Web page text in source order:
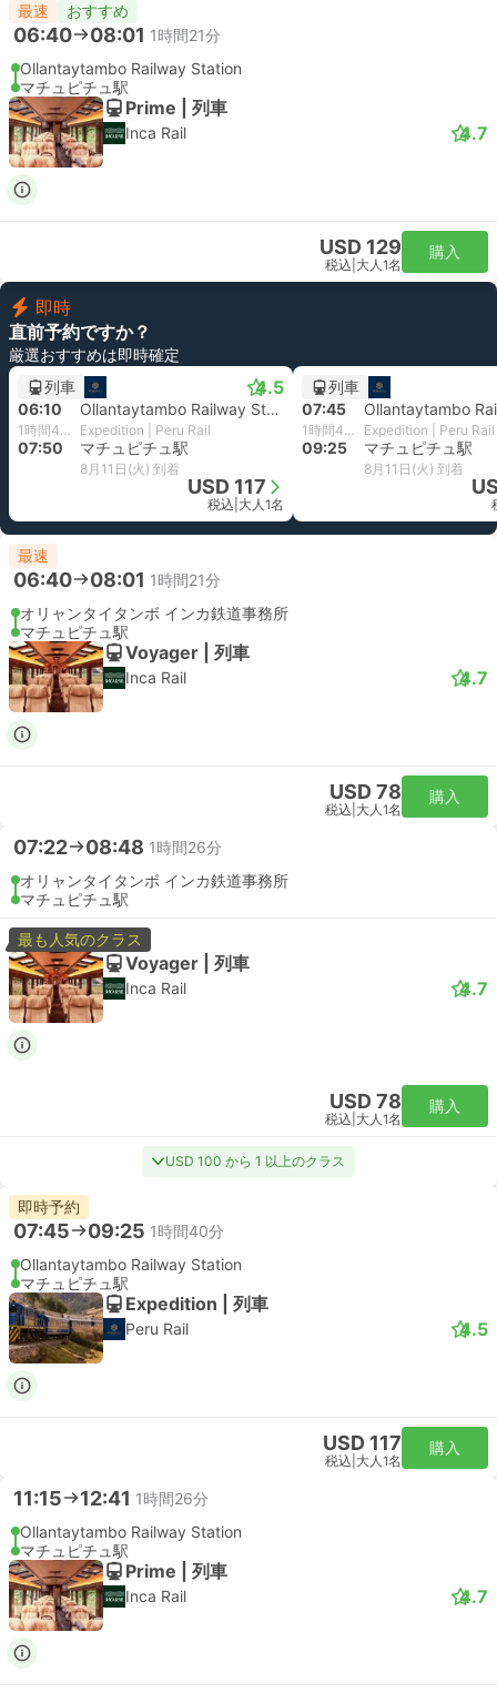
最速 おすすめ
06:40 08:01 1時間21分
Ollantaytambo Railway Station
マチュピチュ駅
Prime | 列車
Inca Rail 4.7
USD 129
税込 大人1名
購入
即時
直前予約ですか？
厳選おすすめは即時確定
列車
4.5
06:10 Ollantaytambo Railway Station
1時間40分 Expedition | Peru Rail
07:50 マチュピチュ駅
8月11日(火) 到着
USD 117
税込 大人1名
列車
07:45
1時間40分 Expedition | Peru Rail
09:25 マチュピチュ駅
8月11日(火) 到着
最速
06:40 08:01 1時間21分
オリャンタイタンボ インカ鉄道事務所
マチュピチュ駅
Voyager | 列車
Inca Rail 4.7
USD 78
税込 大人1名
購入
07:22 08:48 1時間26分
オリャンタイタンボ インカ鉄道事務所
マチュピチュ駅
最も人気のクラス
Voyager | 列車
Inca Rail 4.7
USD 78
税込 大人1名
購入
USD 100 から 1 以上のクラス
即時予約
07:45 09:25 1時間40分
Ollantaytambo Railway Station
マチュピチュ駅
Expedition | 列車
Peru Rail 4.5
USD 117
税込 大人1名
購入
11:15 12:41 1時間26分
Ollantaytambo Railway Station
マチュピチュ駅
Prime | 列車
Inca Rail 4.7